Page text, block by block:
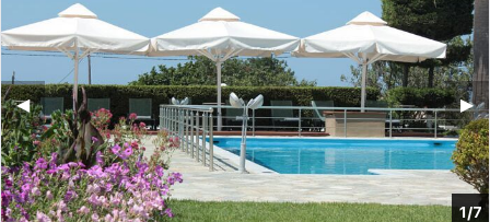
1/7
▶︎
◀︎